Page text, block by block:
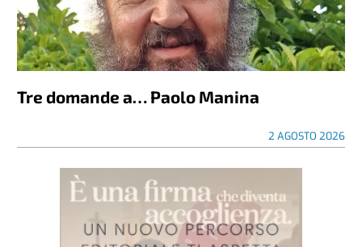
Tre domande a… Paolo Manina
2 AGOSTO 2026